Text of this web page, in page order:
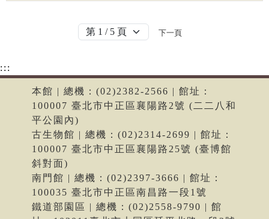
下一頁
:::
本館 | 總機：(02)2382-2566 | 館址：
100007 臺北市中正區襄陽路2號 (二二八和
平公園內)
古生物館 | 總機：(02)2314-2699 | 館址：
100007 臺北市中正區襄陽路25號 (臺博館
斜對面)
南門館 | 總機：(02)2397-3666 | 館址：
100035 臺北市中正區南昌路一段1號
鐵道部園區 | 總機：(02)2558-9790 | 館